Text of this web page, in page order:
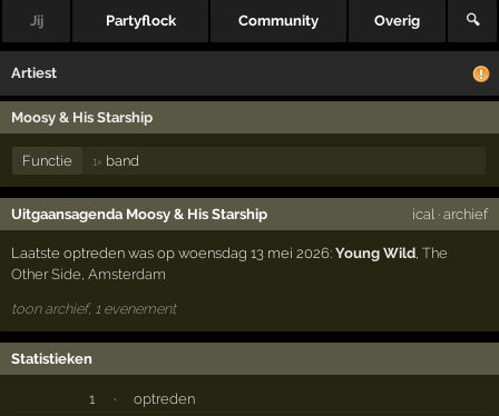
Jij Partyflock Community Overig 🔍
Artiest
Moosy & His Starship
Functie 1× band
Uitgaansagenda Moosy & His Starship ical· archief
Laatste optreden was op woensdag 13 mei 2026:Young Wild ,The
Other Side ,Amsterdam
toon archief, 1 evenement
Statistieken
1 ·
optreden